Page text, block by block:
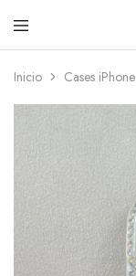
Inicio Cases iPhone